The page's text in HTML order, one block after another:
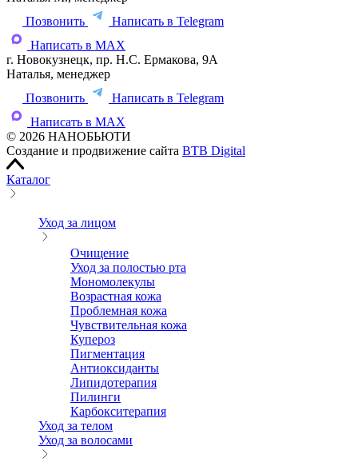
Позвонить
Написать в Telegram
Написать в MAX
г. Новокузнецк, пр. Н.С. Ермакова, 9А
Наталья, менеджер
Позвонить
Написать в Telegram
Написать в MAX
© 2026 НАНОБЬЮТИ
Создание и продвижение сайта BTB Digital
Каталог
Уход за лицом
Очищение
Уход за полостью рта
Мономолекулы
Возрастная кожа
Проблемная кожа
Чувствительная кожа
Купероз
Пигментация
Антиоксиданты
Липидотерапия
Пилинги
Карбокситерапия
Уход за телом
Уход за волосами